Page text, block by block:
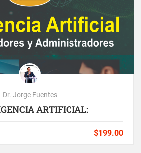
Dr. Jorge Fuentes
ARTIFICIAL:
$199.00